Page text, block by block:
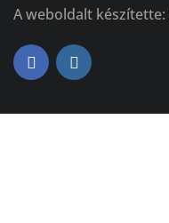
A weboldalt készítette: